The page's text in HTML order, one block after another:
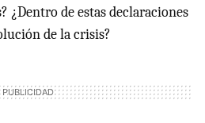
¿Dentro de estas declaraciones
de la crisis?